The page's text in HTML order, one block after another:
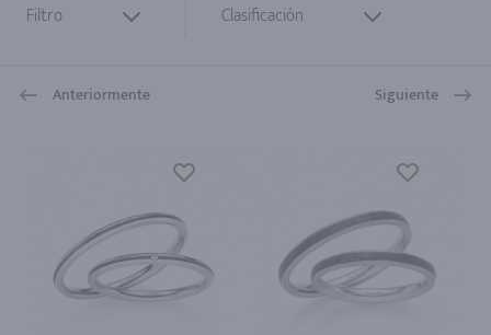
Filtro Clasificación
Anteriormente Siguiente